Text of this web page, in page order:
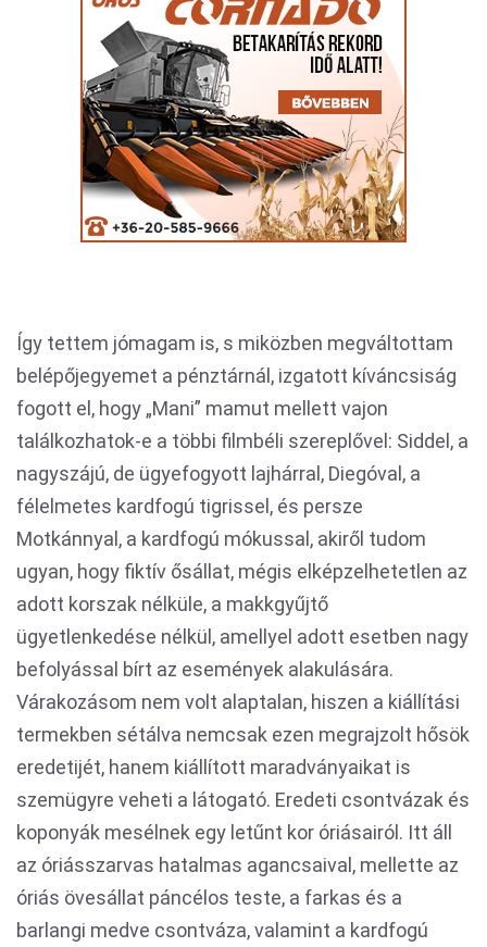
Így tettem jómagam is, s miközben megváltottam
belépőjegyemet a pénztárnál, izgatott kíváncsiság
fogott el, hogy „Mani” mamut mellett vajon
találkozhatok-e a többi filmbéli szereplővel: Siddel, a
nagyszájú, de ügyefogyott lajhárral, Diegóval, a
félelmetes kardfogú tigrissel, és persze
Motkánnyal, a kardfogú mókussal, akiről tudom
ugyan, hogy fiktív ősállat, mégis elképzelhetetlen az
adott korszak nélküle, a makkgyűjtő
ügyetlenkedése nélkül, amellyel adott esetben nagy
befolyással bírt az események alakulására.
Várakozásom nem volt alaptalan, hiszen a kiállítási
termekben sétálva nemcsak ezen megrajzolt hősök
eredetijét, hanem kiállított maradványaikat is
szemügyre veheti a látogató. Eredeti csontvázak és
koponyák mesélnek egy letűnt kor óriásairól. Itt áll
az óriásszarvas hatalmas agancsaival, mellette az
óriás övesállat páncélos teste, a farkas és a
barlangi medve csontváza, valamint a kardfogú